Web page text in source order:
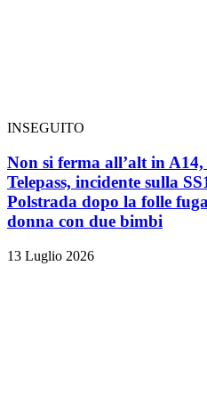
INSEGUITO
Non si ferma all’alt in
Telepass, incidente sulla
Polstrada dopo la folle
donna con due bimbi
13 Luglio 2026